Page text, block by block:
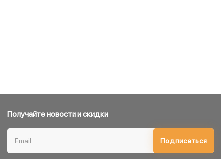
Получайте новости и скидки
Подписаться